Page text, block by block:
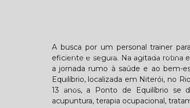
Você sabe o que é TOD
Galeria
A busca por um personal trainer
eficiente e segura. Na agitada rotina
a jornada rumo à saúde e ao bem-
Equilíbrio, localizada em Niterói, no
13 anos, a Ponto de Equilíbrio se
acupuntura, terapia ocupacional,